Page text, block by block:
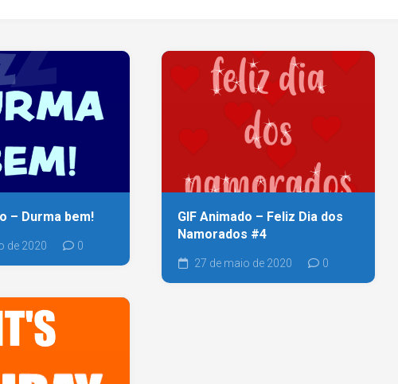
– Durma bem!
de 2020 0
GIF Animado – Feliz Dia dos
Namorados #4
27 de maio de 2020 0